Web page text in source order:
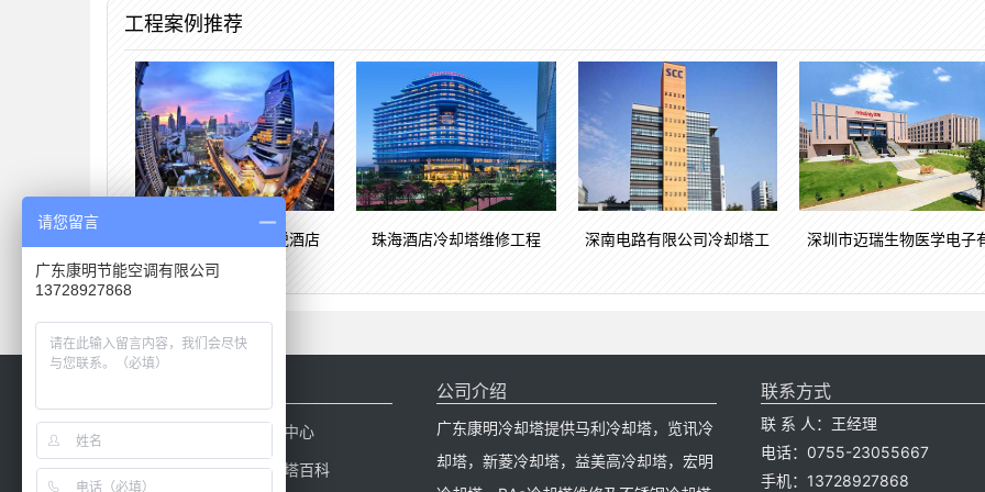
工程案例推荐
冷却塔工程案例柏悦酒店 珠海酒店冷却塔维修工程 深南电路有限公司冷却塔工 深圳市迈瑞生物医学电子
产品中心
冷却塔配件 冷却塔百科
公司介绍
广东康明冷却塔提供马利冷却塔，览讯冷
却塔，新菱冷却塔，益美高冷却塔，宏明
联系方式
联 系 人：王经理
电话：0755-23055667
手机：13728927868
请您留言
广东康明节能空调有限公司
13728927868